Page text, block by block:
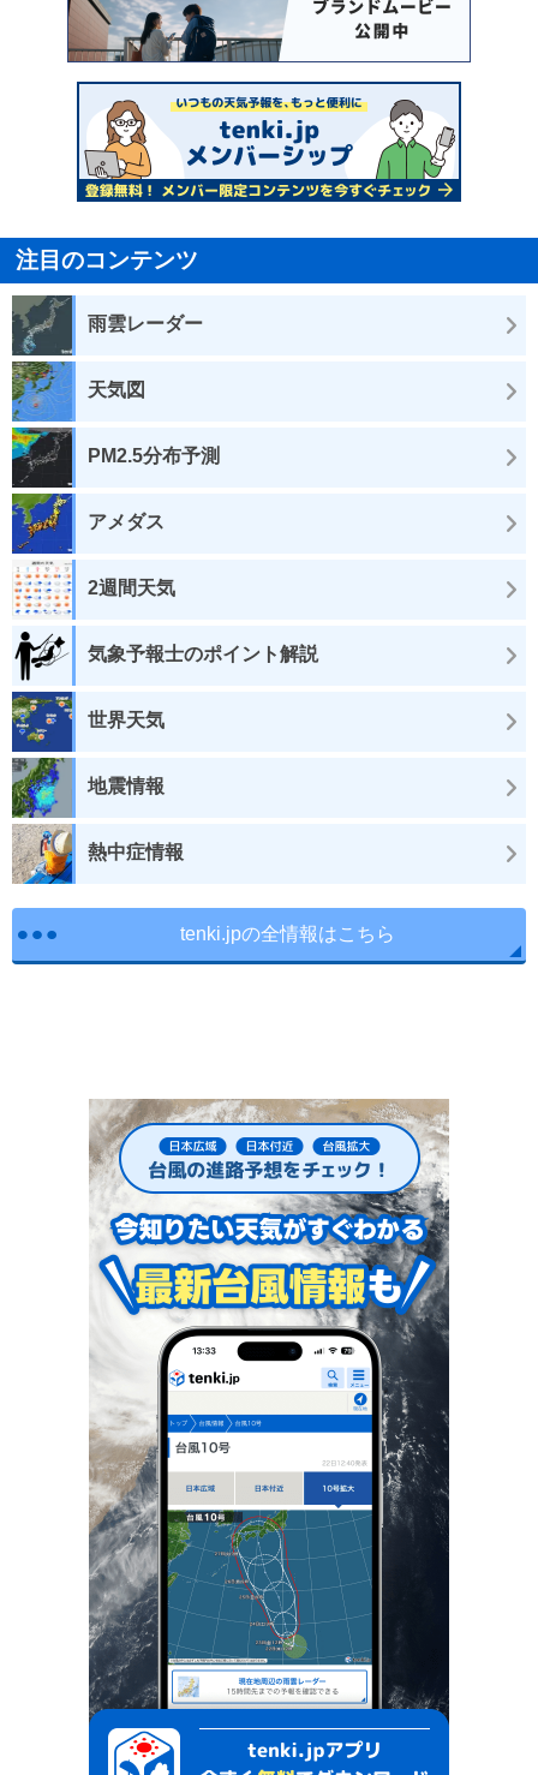
注目のコンテンツ
雨雲レーダー
天気図
PM2.5分布予測
アメダス
2週間天気
気象予報士のポイント解説
世界天気
地震情報
熱中症情報
tenki.jpの全情報はこちら